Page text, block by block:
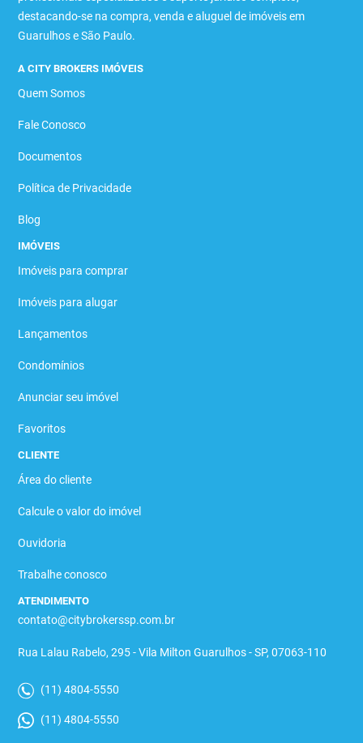
destacando-se na compra, venda e aluguel de imóveis em
Guarulhos e São Paulo.
A CITY BROKERS IMÓVEIS
Quem Somos
Fale Conosco
Documentos
Política de Privacidade
Blog
IMÓVEIS
Imóveis para comprar
Imóveis para alugar
Lançamentos
Condomínios
Anunciar seu imóvel
Favoritos
CLIENTE
Área do cliente
Calcule o valor do imóvel
Ouvidoria
Trabalhe conosco
ATENDIMENTO
contato@citybrokerssp.com.br
Rua Lalau Rabelo, 295 - Vila Milton Guarulhos - SP, 07063-110
(11) 4804-5550
(11) 4804-5550